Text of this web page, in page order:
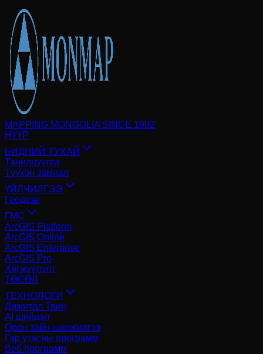
MAPPING MONGOLIA SINCE 1992
НҮҮР
БИДНИЙ ТУХАЙ
Танилцуулга
Түүхэн замнал
ҮЙЛЧИЛГЭЭ
Геодези
ГМС
ArcGIS Platform
ArcGIS Online
ArcGIS Enterprise
ArcGIS Pro
Хөгжүүлэлт
ТӨСӨЛ
ТЕХНОЛОГИ
Дижитал Твин
AI шийдэл
Орон зайн шинжилгээ
Гар утасны программ
Веб программ